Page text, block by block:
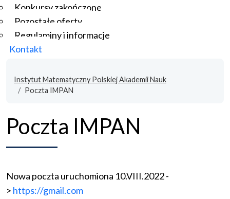
Konkursy zakończone
Pozostałe oferty
Regulaminy i informacje
Kontakt
Instytut Matematyczny Polskiej Akademii Nauk
Poczta IMPAN
Poczta IMPAN
Nowa poczta uruchomiona 10.VIII.2022 -
> https://gmail.com